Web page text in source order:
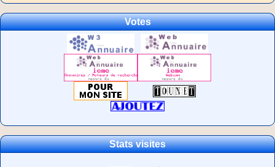
Votes
Stats visites